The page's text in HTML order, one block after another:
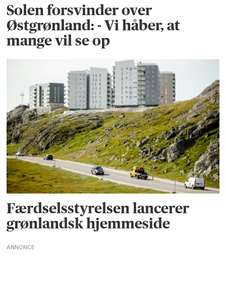
Solen forsvinder over
Østgrønland: - Vi håber, at
mange vil se op
Færdselsstyrelsen lancerer
grønlandsk hjemmeside
ANNONCE